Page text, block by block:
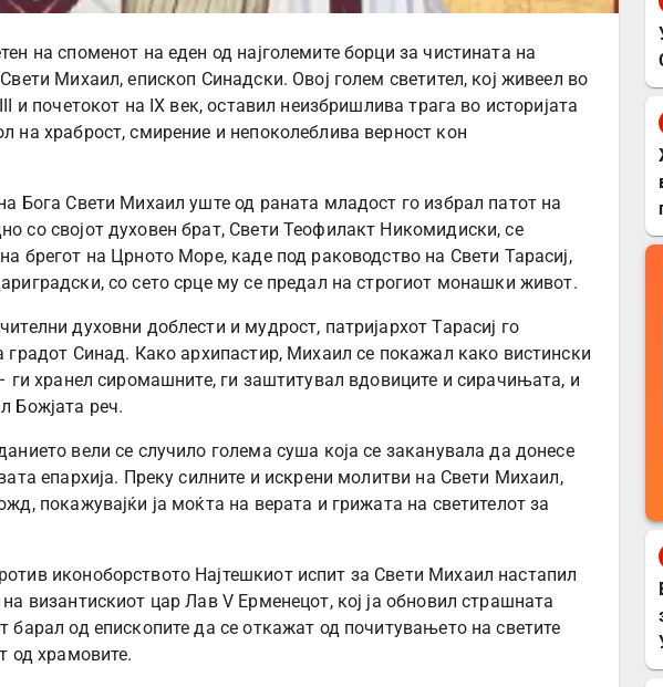
на споменот на еден од најголемите борци за чистината на
Михаил, епископ Синадски. Овој голем светител, кој живеел во
и почетокот на IX век, оставил неизбришлива трага во историјата
на храброст, смирение и непоколеблива верност кон
Бога Свети Михаил уште од раната младост го избрал патот на
со својот духовен брат, Свети Теофилакт Никомидиски, се
брегот на Црното Море, каде под раководство на Свети Тарасиј,
со сето срце му се предал на строгиот монашки живот.
духовни доблести и мудрост, патријархот Тарасиј го
градот Синад. Како архипастир, Михаил се покажал како вистински
ги хранел сиромашните, ги заштитувал вдовиците и сирачињата, и
Божјата реч.
вели се случило голема суша која се заканувала да донесе
епархија. Преку силните и искрени молитви на Свети Михаил,
покажувајќи ја моќта на верата и грижата на светителот за
иконоборството Најтешкиот испит за Свети Михаил настапил
византискиот цар Лав V Ерменецот, кој ја обновил страшната
барал од епископите да се откажат од почитувањето на светите
од храмовите.